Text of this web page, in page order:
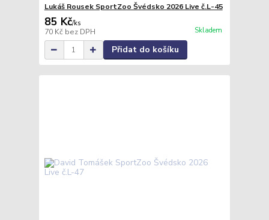
Lukáš Rousek SportZoo Švédsko 2026 Live č.L-45
85 Kč/ks
70 Kč bez DPH Skladem
Přidat do košíku